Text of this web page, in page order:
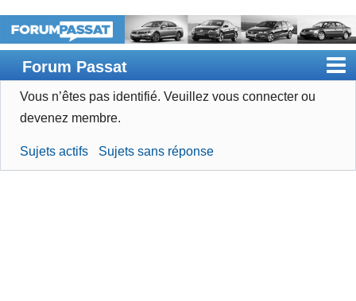
Forum Passat
Accueil
Devenir membre
Vous n’êtes pas identifié. Veuillez vous connecter ou
devenez membre.
Sujets actifs Sujets sans réponse